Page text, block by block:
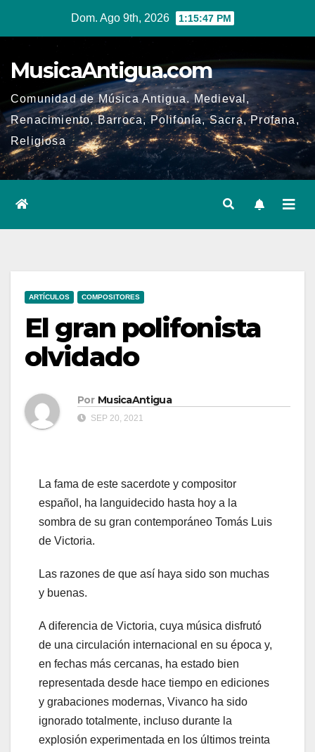
Dom. Ago 9th, 2026 1:15:48 PM
MusicaAntigua.com
Comunidad de Música Antigua. Medieval,
Renacimiento, Barroca, Polifonía, Sacra, Profana,
Religiosa
ARTÍCULOS COMPOSITORES
El gran polifonista
olvidado
Por MusicaAntigua
SEP 20, 2021
La fama de este sacerdote y compositor
español, ha languidecido hasta hoy a la
sombra de su gran contemporáneo Tomás Luis
de Victoria.
Las razones de que así haya sido son muchas
y buenas.
A diferencia de Victoria, cuya música disfrutó
de una circulación internacional en su época y,
en fechas más cercanas, ha estado bien
representada desde hace tiempo en ediciones
y grabaciones modernas, Vivanco ha sido
ignorado totalmente, incluso durante la
explosión experimentada en los últimos treinta